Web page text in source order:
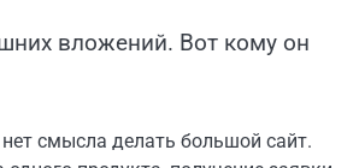
вложений. Вот кому он
смысла делать большой сайт.